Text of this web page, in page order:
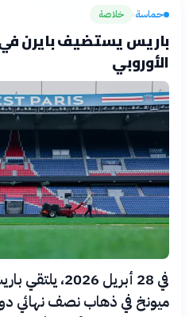
حماسة› خلاصة
باريس يستضيف بايرن
الأوروبي
في 28 أبريل
ميونخ في ذهاب نصف نهائي